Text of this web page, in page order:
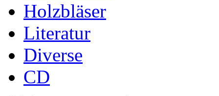
Holzbläser
Literatur
Diverse
CD